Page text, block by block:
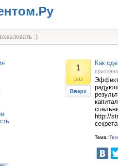
:)
1
раз
Вверх
Как
http://
Тема: